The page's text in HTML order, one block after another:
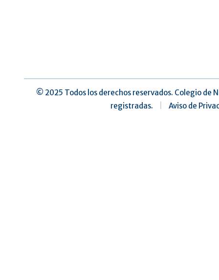
©️ 2025 Todos los derechos reservados. Colegio
registradas.
Aviso de